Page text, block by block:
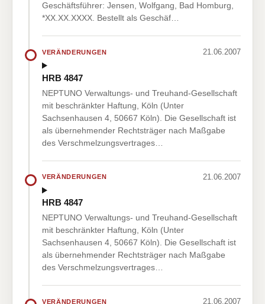
Geschäftsführer: Jensen, Wolfgang, Bad Homburg,
*XX.XX.XXXX. Bestellt als Geschäf…
VERÄNDERUNGEN 21.06.2007
HRB 4847
NEPTUNO Verwaltungs- und Treuhand-Gesellschaft
mit beschränkter Haftung, Köln (Unter
Sachsenhausen 4, 50667 Köln). Die Gesellschaft ist
als übernehmender Rechtsträger nach Maßgabe
des Verschmelzungsvertrages…
VERÄNDERUNGEN 21.06.2007
HRB 4847
NEPTUNO Verwaltungs- und Treuhand-Gesellschaft
mit beschränkter Haftung, Köln (Unter
Sachsenhausen 4, 50667 Köln). Die Gesellschaft ist
als übernehmender Rechtsträger nach Maßgabe
des Verschmelzungsvertrages…
VERÄNDERUNGEN 21.06.2007